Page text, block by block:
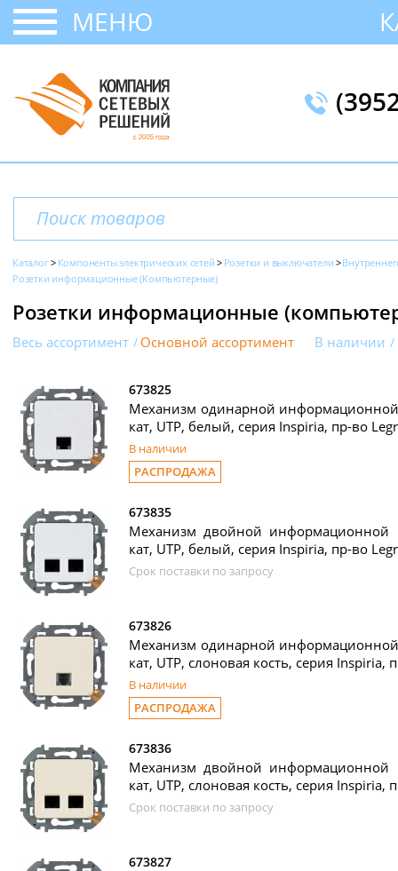
МЕНЮ
Каталог Компоненты электрических сетей Розетки и выключатели
Розетки информационные (Компьютерные)
Розетки информационные
Весь ассортимент Основной ассортимент В наличии
673825
Механизм одинарной информационной
кат, UTP, белый, серия Inspiria, пр-во
В наличии
РАСПРОДАЖА
673835
Механизм двойной информационной
кат, UTP, белый, серия Inspiria, пр-во
Срок поставки по запросу
673826
Механизм одинарной информационной
кат, UTP, слоновая кость, серия Inspiria,
В наличии
РАСПРОДАЖА
673836
Механизм двойной информационной
кат, UTP, слоновая кость, серия Inspiria,
Срок поставки по запросу
673827